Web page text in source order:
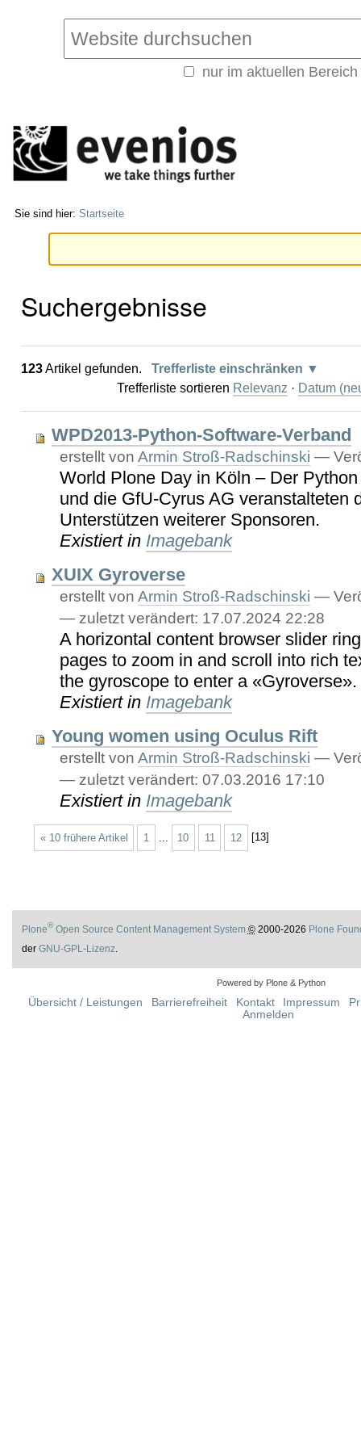
Werkzeuge
Website durchsuchen
nur im aktuellen Bereich
Sie sind hier: Startseite
Suchergebnisse
123Artikel gefunden.
Trefferliste einschränken
Trefferliste sortieren Relevanz · Datum
WPD2013-Python-Software-Verband
erstellt vonArmin Stroß-Radschinski —
World Plone Day in Köln – Der
und die GfU-Cyrus AG veranstalteten
Unterstützen weiterer Sponsoren.
Existiert in Imagebank
XUIX Gyroverse
erstellt vonArmin Stroß-Radschinski —
— zuletzt verändert: 17.07.2024 22:28
A horizontal content browser slider
pages to zoom in and scroll into rich
the gyroscope to enter a «Gyroverse».
Existiert in Imagebank
Young women using Oculus Rift
erstellt vonArmin Stroß-Radschinski —
— zuletzt verändert: 07.03.2016 17:10
Existiert in Imagebank
« 10 frühere Artikel 1 10 11 12 [13]
Plone®Open Source Content Management System ©2000-2026 Plone
der GNU-GPL-Lizenz.
Powered by Plone & Python
Übersicht / Leistungen Barrierefreiheit Kontakt Impressum
Anmelden